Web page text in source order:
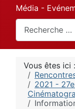
Média -
Rechercher
Vous êtes ici :
2021 -